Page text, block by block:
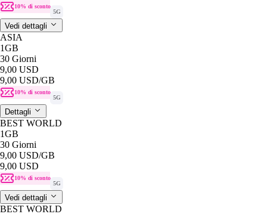
10% di sconto
5G
Vedi dettagli
ASIA
1GB
30 Giorni
9,00 USD
9,00 USD/GB
10% di sconto
5G
Dettagli
BEST WORLD
1GB
30 Giorni
9,00 USD/GB
9,00 USD
10% di sconto
5G
Vedi dettagli
BEST WORLD